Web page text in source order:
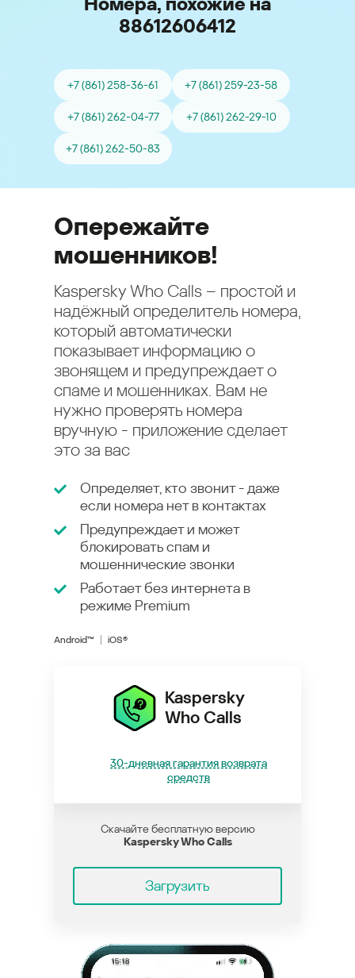
88612606412
+7 (861) 258-36-61 +7 (861) 259-23-58
+7 (861) 262-04-77 +7 (861) 262-29-10
+7 (861) 262-50-83
Опережайте
мошенников!
Kaspersky Who Calls – простой и
надёжный определитель номера,
который автоматически
показывает информацию о
звонящем и предупреждает о
спаме и мошенниках. Вам не
нужно проверять номера
вручную - приложение сделает
это за вас
Определяет, кто звонит - даже
если номера нет в контактах
Предупреждает и может
блокировать спам и
мошеннические звонки
Работает без интернета в
режиме Premium
Android™ iOS®
Kaspersky
Who Calls
30-дневная гарантия возврата
средств
Скачайте бесплатную версию
Kaspersky Who Calls
Загрузить